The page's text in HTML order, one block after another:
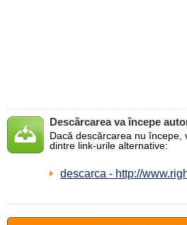
Descărcarea va începe
Dacă descărcarea nu începe,
dintre link-urile alternative:
descarca - http://